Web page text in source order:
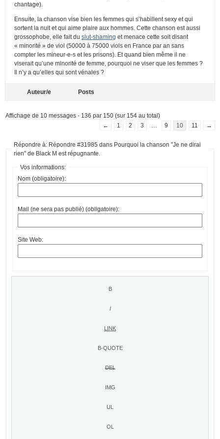
chantage).
Ensuite, la chanson vise bien les femmes qui s’habillent sexy et qui
sortent la nuit et qui aime plaire aux hommes. Cette chanson est aussi
grossophobe, elle fait du slut-shaming et menace cette soit disant
« minorité » de viol (50000 à 75000 viols en France par an sans
compter les mineur-e-s et les prisons). Et quand bien même il ne
viserait qu’une minorité de femme, pourquoi ne viser que les femmes ?
Il n’y a qu’elles qui sont vénales ?
Auteur/e Posts
Affichage de 10 messages - 136 par 150 (sur 154 au total)
←
1 2 3 9 10 11 →
Répondre à: Répondre #31985 dans Pourquoi la chanson "Je ne dirai
rien" de Black M est répugnante.
Vos informations:
Nom (obligatoire):
Mail (ne sera pas publié) (obligatoire):
Site Web: